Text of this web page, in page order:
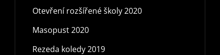
Otevření rozšířené školy 2020
Masopust 2020
Rezeda koledy 2019